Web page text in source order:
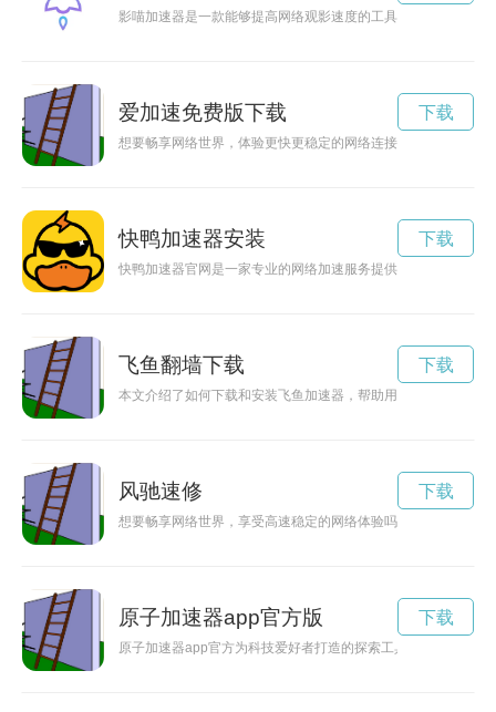
影喵加速器是一款能够提高网络观影速度的工具，让用户在观
爱加速免费版下载
想要畅享网络世界，体验更快更稳定的网络连接吗？不妨试试
下载
快鸭加速器安装
快鸭加速器官网是一家专业的网络加速服务提供商，旨在帮助
下载
飞鱼翻墙下载
本文介绍了如何下载和安装飞鱼加速器，帮助用户快速提升网络
下载
风驰速修
想要畅享网络世界，享受高速稳定的网络体验吗？不妨试试风
下载
原子加速器app官方版
原子加速器app官方为科技爱好者打造的探索工具，让用户能
下载